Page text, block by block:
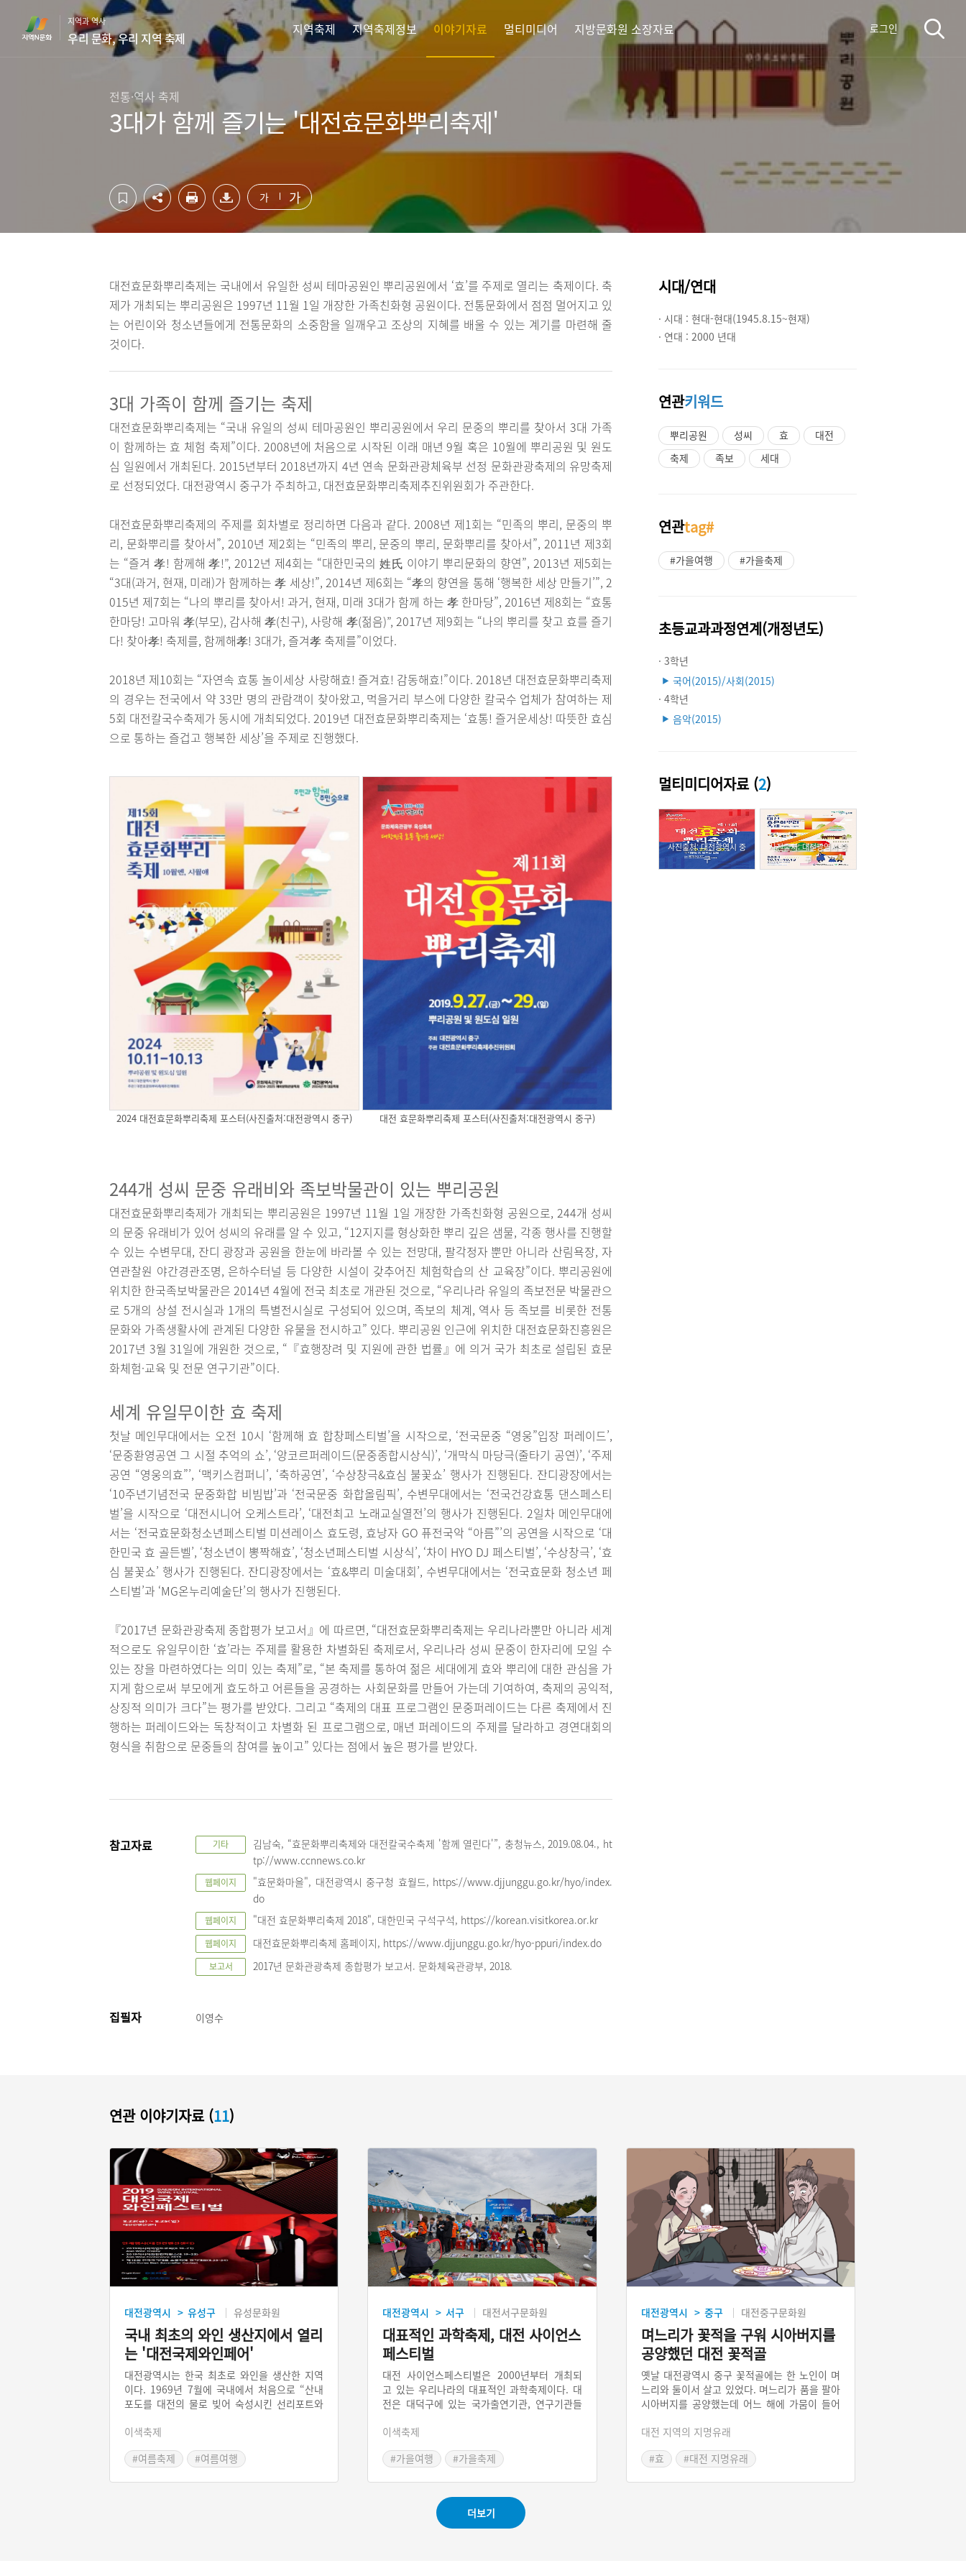
지역과 역사
우리 문화, 우리 지역 축제
지역축제 지역축제정보 이야기자료 멀티미디어 지방문화원 소장자료 로그인
전통·역사 축제
3대가 함께 즐기는 '대전효문화뿌리축제'
가 가
대전효문화뿌리축제는 국내에서 유일한 성씨 테마공원인 뿌리공원에서 ‘효’를 주제로 열리는 축제이다. 축
제가 개최되는 뿌리공원은 1997년 11월 1일 개장한 가족친화형 공원이다. 전통문화에서 점점 멀어지고 있
는 어린이와 청소년들에게 전통문화의 소중함을 일깨우고 조상의 지혜를 배울 수 있는 계기를 마련해 줄
것이다.
3대 가족이 함께 즐기는 축제
대전효문화뿌리축제는 “국내 유일의 성씨 테마공원인 뿌리공원에서 우리 문중의 뿌리를 찾아서 3대 가족
이 함께하는 효 체험 축제”이다. 2008년에 처음으로 시작된 이래 매년 9월 혹은 10월에 뿌리공원 및 원도
심 일원에서 개최된다. 2015년부터 2018년까지 4년 연속 문화관광체육부 선정 문화관광축제의 유망축제
로 선정되었다. 대전광역시 중구가 주최하고, 대전효문화뿌리축제추진위원회가 주관한다.
대전효문화뿌리축제의 주제를 회차별로 정리하면 다음과 같다. 2008년 제1회는 “민족의 뿌리, 문중의 뿌
리, 문화뿌리를 찾아서”, 2010년 제2회는 “민족의 뿌리, 문중의 뿌리, 문화뿌리를 찾아서”, 2011년 제3회
는 “즐겨 孝! 함께해 孝!”, 2012년 제4회는 “대한민국의 姓氏 이야기 뿌리문화의 향연”, 2013년 제5회는
“3대(과거, 현재, 미래)가 함께하는 孝 세상!”, 2014년 제6회는 “孝의 향연을 통해 ‘행복한 세상 만들기’”, 2
015년 제7회는 “나의 뿌리를 찾아서! 과거, 현재, 미래 3대가 함께 하는 孝 한마당”, 2016년 제8회는 “효통
한마당! 고마워 孝(부모), 감사해 孝(친구), 사랑해 孝(젊음)”, 2017년 제9회는 “나의 뿌리를 찾고 효를 즐기
다! 찾아孝! 축제를, 함께해孝! 3대가, 즐겨孝 축제를”이었다.
2018년 제10회는 “자연속 효통 놀이세상 사랑해효! 즐겨효! 감동해효!”이다. 2018년 대전효문화뿌리축제
의 경우는 전국에서 약 33만 명의 관람객이 찾아왔고, 먹을거리 부스에 다양한 칼국수 업체가 참여하는 제
5회 대전칼국수축제가 동시에 개최되었다. 2019년 대전효문화뿌리축제는 ‘효통! 즐거운세상! 따뜻한 효심
으로 통하는 즐겁고 행복한 세상’을 주제로 진행했다.
2024 대전효문화뿌리축제 포스터(사진출처:대전광역시 중구) 대전 효문화뿌리축제 포스터(사진출처:대전광역시 중구)
244개 성씨 문중 유래비와 족보박물관이 있는 뿌리공원
대전효문화뿌리축제가 개최되는 뿌리공원은 1997년 11월 1일 개장한 가족친화형 공원으로, 244개 성씨
의 문중 유래비가 있어 성씨의 유래를 알 수 있고, “12지지를 형상화한 뿌리 깊은 샘물, 각종 행사를 진행할
수 있는 수변무대, 잔디 광장과 공원을 한눈에 바라볼 수 있는 전망대, 팔각정자 뿐만 아니라 산림욕장, 자
연관찰원 야간경관조명, 은하수터널 등 다양한 시설이 갖추어진 체험학습의 산 교육장”이다. 뿌리공원에
위치한 한국족보박물관은 2014년 4월에 전국 최초로 개관된 것으로, “우리나라 유일의 족보전문 박물관으
로 5개의 상설 전시실과 1개의 특별전시실로 구성되어 있으며, 족보의 체계, 역사 등 족보를 비롯한 전통
문화와 가족생활사에 관계된 다양한 유물을 전시하고” 있다. 뿌리공원 인근에 위치한 대전효문화진흥원은
2017년 3월 31일에 개원한 것으로, “『효행장려 및 지원에 관한 법률』에 의거 국가 최초로 설립된 효문
화체험·교육 및 전문 연구기관”이다.
세계 유일무이한 효 축제
첫날 메인무대에서는 오전 10시 ‘함께해 효 합창페스티벌’을 시작으로, ‘전국문중 “영웅”입장 퍼레이드’,
‘문중환영공연 그 시절 추억의 쇼’, ‘앙코르퍼레이드(문중종합시상식)’, ‘개막식 마당극(줄타기 공연)’, ‘주제
공연 “영웅의효”’, ‘맥키스컴퍼니’, ‘축하공연’, ‘수상창극&효심 불꽃쇼’ 행사가 진행된다. 잔디광장에서는
‘10주년기념전국 문중화합 비빔밥’과 ‘전국문중 화합올림픽’, 수변무대에서는 ‘전국건강효통 댄스페스티
벌’을 시작으로 ‘대전시니어 오케스트라’, ‘대전최고 노래교실열전’의 행사가 진행된다. 2일차 메인무대에
서는 ‘전국효문화청소년페스티벌 미션레이스 효도령, 효낭자 GO 퓨전국악 “아름”’의 공연을 시작으로 ‘대
한민국 효 골든벨’, ‘청소년이 뽕짝해효’, ‘청소년페스티벌 시상식’, ‘차이 HYO DJ 페스티벌’, ‘수상창극’, ‘효
심 불꽃쇼’ 행사가 진행된다. 잔디광장에서는 ‘효&뿌리 미술대회’, 수변무대에서는 ‘전국효문화 청소년 페
스티벌’과 ‘MG온누리예술단’의 행사가 진행된다.
『2017년 문화관광축제 종합평가 보고서』에 따르면, “대전효문화뿌리축제는 우리나라뿐만 아니라 세계
적으로도 유일무이한 ‘효’라는 주제를 활용한 차별화된 축제로서, 우리나라 성씨 문중이 한자리에 모일 수
있는 장을 마련하였다는 의미 있는 축제”로, “본 축제를 통하여 젊은 세대에게 효와 뿌리에 대한 관심을 가
지게 함으로써 부모에게 효도하고 어른들을 공경하는 사회문화를 만들어 가는데 기여하여, 축제의 공익적,
상징적 의미가 크다”는 평가를 받았다. 그리고 “축제의 대표 프로그램인 문중퍼레이드는 다른 축제에서 진
행하는 퍼레이드와는 독창적이고 차별화 된 프로그램으로, 매년 퍼레이드의 주제를 달라하고 경연대회의
형식을 취함으로 문중들의 참여를 높이고” 있다는 점에서 높은 평가를 받았다.
참고자료 기타
김남숙, “효문화뿌리축제와 대전칼국수축제 '함께 열린다'”, 충청뉴스, 2019.08.04., ht
tp://www.ccnnews.co.kr
웹페이지
"효문화마을", 대전광역시 중구청 효월드, https://www.djjunggu.go.kr/hyo/index.
do
웹페이지 "대전 효문화뿌리축제 2018", 대한민국 구석구석, https://korean.visitkorea.or.kr
웹페이지 대전효문화뿌리축제 홈페이지, https://www.djjunggu.go.kr/hyo-ppuri/index.do
보고서 2017년 문화관광축제 종합평가 보고서. 문화체육관광부, 2018.
집필자 이영수
시대/연대
· 시대 : 현대-현대(1945.8.15~현재)
· 연대 : 2000 년대
연관키워드
뿌리공원 성씨 효
대전
축제
족보 세대
연관tag#
#가을여행 #가을축제
초등교과과정연계(개정년도)
· 3학년
▶ 국어(2015)/사회(2015)
· 4학년
▶ 음악(2015)
멀티미디어자료 (2)
사진출처: 대전광역시 중
구
사진출처: 대전광역시 중
구
연관 이야기자료 (11)
대전광역시 > 유성구 유성문화원
국내 최초의 와인 생산지에서 열리
는 '대전국제와인페어'
대전광역시는 한국 최초로 와인을 생산한 지역
이다. 1969년 7월에 국내에서 처음으로 “산내
포도를 대전의 물로 빚어 숙성시킨 선리포트와
로 개최된 것이 대전국제와인페어이다. 2012년
이래 매년 8월에 대전마케팅공사가 주최하는 대
전국제와인페어의 주요 행사는 ‘아시아와인트로
이색축제
#여름축제
#여름여행
대전광역시 > 서구 대전서구문화원
대표적인 과학축제, 대전 사이언스
페스티벌
대전 사이언스페스티벌은 2000년부터 개최되
고 있는 우리나라의 대표적인 과학축제이다. 대
전은 대덕구에 있는 국가출연기관, 연구기관들
관련 문화예술 행사를 벌이고 있다.무언가를 만
드는 사람들이 모여 체험하는 축제로 성공적인
진행을 해왔으나 최근 내부적으로 정체되고 있
이색축제
#가을여행
#가을축제
대전광역시 > 중구 대전중구문화원
며느리가 꽃적을 구워 시아버지를
공양했던 대전 꽃적골
옛날 대전광역시 중구 꽃적골에는 한 노인이 며
느리와 둘이서 살고 있었다. 며느리가 품을 팔아
시아버지를 공양했는데 어느 해에 가뭄이 들어
워 드렸다. 이후 자신의 죽음을 예감한 노인은
금쟁반을 묻은 장소와 여승이 찾아올 것이라 이
야기하고 돌아가셨다. 이후 여승이 찾아오자 며
대전 지역의 지명유래
#효
#대전 지명유래
더보기